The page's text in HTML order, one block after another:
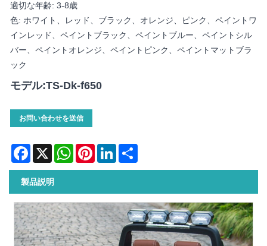
適切な年齢: 3-8歳
色: ホワイト、レッド、ブラック、オレンジ、ピンク、ペイントワ
インレッド、ペイントブラック、ペイントブルー、ペイントシル
バー、ペイントオレンジ、ペイントピンク、ペイントマットブラ
ック
モデル:TS-Dk-f650
お問い合わせを送信
Facebook
X WhatsAppPinterestLinkedIn
製品説明